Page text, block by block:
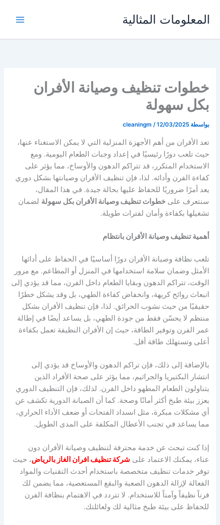
المعلومات المثالية
خطوات تنظيف وصيانة الأفران
بكل سهولة
بواسطة cleaningm /12/03/2025
تعد الأفران من أهم الأجهزة المنزلية التي لا يمكن الاستغناء عنها،
حيث تلعب دورًا رئيسيًا في إعداد وجبات الطعام اليومية. ومع
الاستخدام المتكرر، قد تتراكم الدهون والأوساخ، مما يؤثر على
كفاءة الفرن وأدائه. لذا، فإن تنظيف الأفران وصيانتها بشكل دوري
يعد أمرًا ضروريًا للحفاظ عليها بحالة جيدة. في هذا المقال،
سنتعرف علىخطوات تنظيف وصيانة الأفران بكل سهولة لضمان
تشغيلها بكفاءة وأمان لفترات طويلة.
أهمية تنظيف وصيانة الأفران بانتظام
تلعب نظافة وصيانة الأفران دورًا أساسيًا في الحفاظ على أدائها
الأمثل وضمان سلامة استخدامها في المنزل أو المطاعم. مع مرور
الوقت، تتراكم الدهون وبقايا الطعام داخل الفرن، مما قد يؤدي إلى
انبعاث روائح كريهة، وانخفاض كفاءة الطهي، بل وقد يشكل خطرًا
حقيقيًا من حيث نشوب الحرائق. لذا، فإن تنظيف الأفران بشكل
منتظم لا يحسّن فقط من جودة الطهي، بل يساعد أيضًا في إطالة
عمر الفرن وتوفير الطاقة، حيث إن الأفران النظيفة تعمل بكفاءة
أعلى وتستهلك طاقة أقل.
بالإضافة إلى ذلك، فإن تراكم الدهون والأوساخ قد يؤدي إلى
انتشار البكتيريا والجراثيم، مما يؤثر على صحة الأفراد الذين
يتناولون الطعام المطهو داخل الفرن. لذلك، فإن التنظيف الدوري
يعزز بيئة طبخ أكثر أمانًا وصحة. كما أن الصيانة الدورية تكشف عن
أي مشكلات مبكرة، مثل انسداد الفتحات أو ضعف الأداء الحراري،
مما يساعد في تجنب الأعطال المكلفة على المدى الطويل.
إذا كنت تبحث عن خدمة محترفة لتنظيف وصيانة الأفران دون
عناء، يمكنك الاعتماد على شركة تنظيف افران الغاز بالرياض، حيث
توفر خدمات تنظيف متخصصة باستخدام أحدث التقنيات والمواد
الفعالة لإزالة الدهون الصعبة والبقع المستعصية، مما يضمن لك
فرناً نظيفاً وآمناً للاستخدام. لا تتردد في الاهتمام بنظافة الفرن
للحفاظ على بيئة طبخ مثالية لك ولعائلتك.